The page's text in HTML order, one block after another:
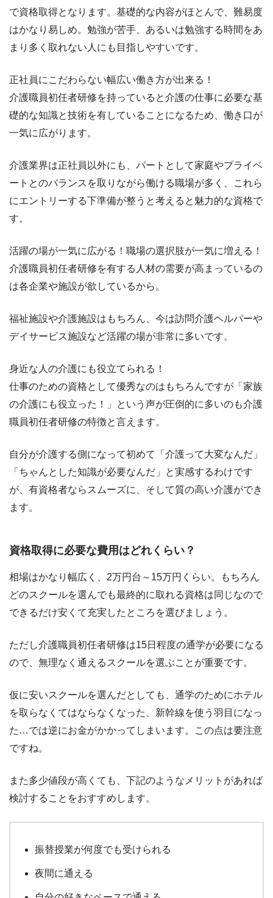
で資格取得となります。基礎的な内容がほとんで、難易度
はかなり易しめ。勉強が苦手、あるいは勉強する時間をあ
まり多く取れない人にも目指しやすいです。
正社員にこだわらない幅広い働き方が出来る！
介護職員初任者研修を持っていると介護の仕事に必要な基
礎的な知識と技術を有していることになるため、働き口が
一気に広がります。
介護業界は正社員以外にも、パートとして家庭やプライベ
ートとのバランスを取りながら働ける職場が多く、これら
にエントリーする下準備が整うと考えると魅力的な資格で
す。
活躍の場が一気に広がる！職場の選択肢が一気に増える！
介護職員初任者研修を有する人材の需要が高まっているの
は各企業や施設が欲しているから。
福祉施設や介護施設はもちろん、今は訪問介護ヘルパーや
デイサービス施設など活躍の場が非常に多いです。
身近な人の介護にも役立てられる！
仕事のための資格として優秀なのはもちろんですが「家族
の介護にも役立った！」という声が圧倒的に多いのも介護
職員初任者研修の特徴と言えます。
自分が介護する側になって初めて「介護って大変なんだ」
「ちゃんとした知識が必要なんだ」と実感するわけです
が、有資格者ならスムーズに、そして質の高い介護ができ
ます。
資格取得に必要な費用はどれくらい？
相場はかなり幅広く、2万円台～15万円くらい。もちろん
どのスクールを選んでも最終的に取れる資格は同じなので
できるだけ安くて充実したところを選びましょう。
ただし介護職員初任者研修は15日程度の通学が必要になる
ので、無理なく通えるスクールを選ぶことが重要です。
仮に安いスクールを選んだとしても、通学のためにホテル
を取らなくてはならなくなった、新幹線を使う羽目になっ
た…では逆にお金がかかってしまいます。この点は要注意
ですね。
また多少値段が高くても、下記のようなメリットがあれば
検討することをおすすめします。
振替授業が何度でも受けられる
夜間に通える